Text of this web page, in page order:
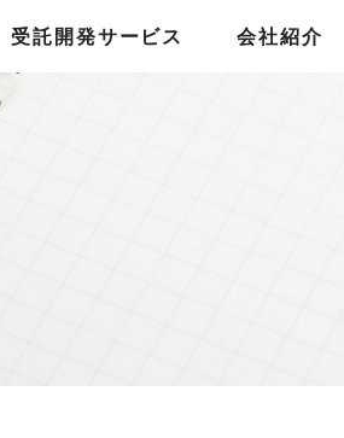
受託開発サービス 会社紹介